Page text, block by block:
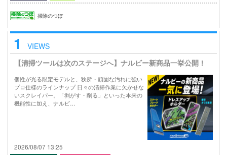
掃除のつぼ
1
VIEWS
【清掃ツールは次のステージへ】ナルビー新商品一挙公開！
個性が光る限定モデルと、狭所・頑固な汚れに強い
プロ仕様のラインナップ 日々の清掃作業に欠かせな
いスクレイパー。「剥がす・削る」といった本来の
機能性に加え、ナルビ…
2026/08/07 13:25